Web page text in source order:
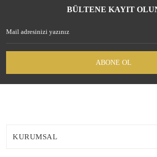
BÜLTENE KAYIT
ABONE OL
KURUMSAL